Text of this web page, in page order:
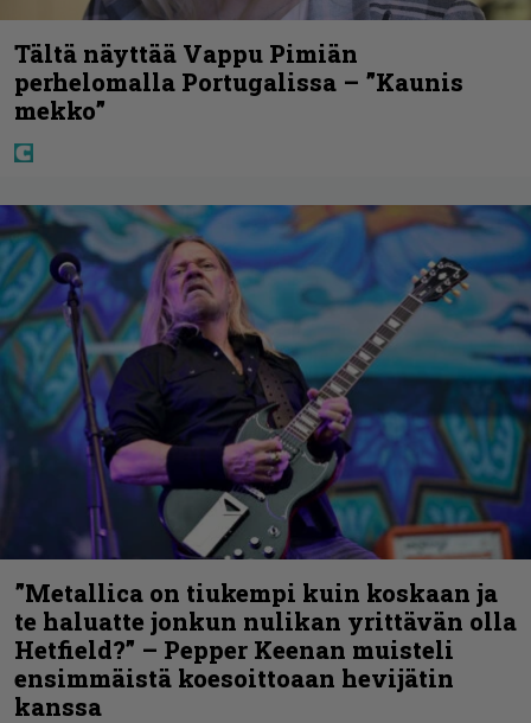
Tältä näyttää Vappu Pimiän
perhelomalla Portugalissa – ”Kaunis
mekko”
”Metallica on tiukempi kuin koskaan ja
te haluatte jonkun nulikan yrittävän olla
Hetfield?” – Pepper Keenan muisteli
ensimmäistä koesoittoaan hevijätin
kanssa